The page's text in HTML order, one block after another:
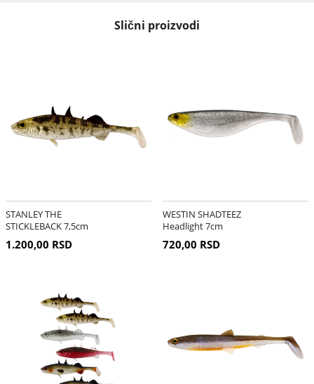
Slični proizvodi
STANLEY THE
STICKLEBACK 7,5cm
1.200,00 RSD
WESTIN SHADTEEZ
Headlight 7cm
720,00 RSD